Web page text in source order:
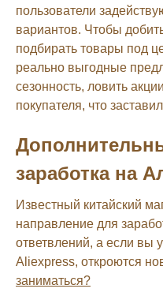
пользователи
вариантов. Чтобы
подбирать товары под
реально выгодные
сезонность, ловить
покупателя, что
заработка на
Известный китайский
направление для
ответвлений, а если вы
Aliexpress, откроются
заниматься?